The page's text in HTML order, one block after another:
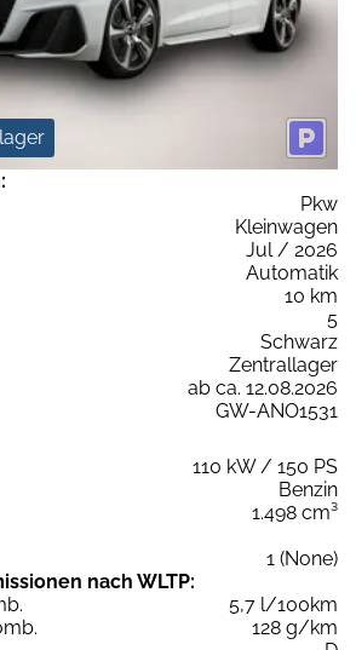
Pkw
Kleinwagen
Jul / 2026
Automatik
10 km
5
Schwarz
Zentrallager
ab ca. 12.08.2026
GW-ANO1531
110 kW / 150 PS
Benzin
1.498 cm³
1 (None)
nach WLTP:
5,7 l/100km
128 g/km